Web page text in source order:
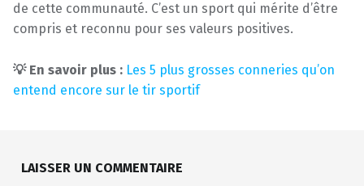
de cette communauté. C’est un sport qui mérite d’être
compris et reconnu pour ses valeurs positives.
💡 En savoir plus : Les 5 plus grosses conneries qu’on
entend encore sur le tir sportif
LAISSER UN COMMENTAIRE